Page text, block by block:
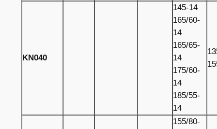
KN040
145-14
165/60-
14
165/65-
14
175/60-
14
185/55-
14
155/80-